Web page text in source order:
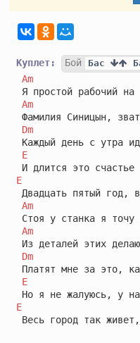
Куплет: Бой Бас
Am
Я простой рабочий на
Am
Фамилия Синицын,
Dm
Каждый день с утра
E
E
Двадцать пятый год,
Am
Стоя у станка я точу
Am
Из деталей этих
Dm
Платят мне за это,
E
E
Весь город так